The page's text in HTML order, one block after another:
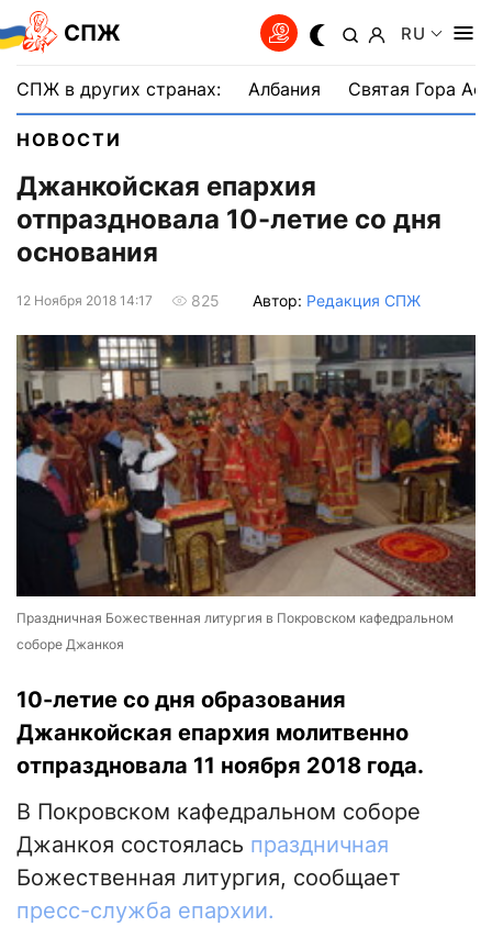
СПЖ RU
СПЖ в других странах: Албания Святая Гора
НОВОСТИ
Джанкойская епархия
отпраздновала 10-летие со дня
основания
12 Ноября 2018 14:17 825 Автор: Редакция СПЖ
Праздничная Божественная литургия в Покровском кафедральном
соборе Джанкоя
10-летие со дня образования
Джанкойская епархия молитвенно
отпраздновала 11 ноября 2018 года.
В Покровском кафедральном соборе
Джанкоя состоялась праздничная
Божественная литургия, сообщает
пресс-служба епархии.